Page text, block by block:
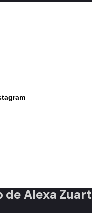
de Alexa Zuart